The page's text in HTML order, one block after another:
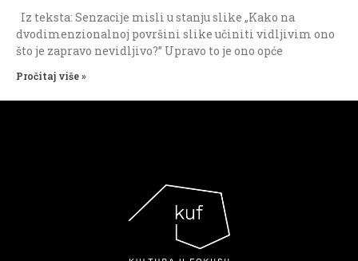
Iz teksta: Senzacije misli u stanju slike „Kako na
dvodimenzionalnoj površini slike učiniti vidljivim ono
što je zapravo nevidljivo?” Upravo to je ono opće
Pročitaj više »